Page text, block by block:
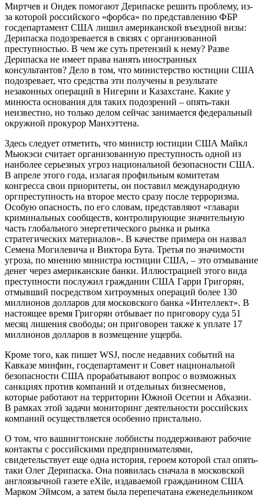
Миртчев и Ондек помогают Дерипаске решить проблему, из-
за которой российского «форбса» по представлению ФБР
госдепартамент США лишил американской въездной визы:
Дерипаска подозревается в связях с организованной
преступностью. В чем же суть претензий к нему? Разве
Дерипаска не имеет права нанять иностранных
консультантов? Дело в том, что министерство юстиции США
подозревает, что средства эти получены в результате
незаконных операций в Нигерии и Казахстане. Какие у
минюста основания для таких подозрений – опять-таки
неизвестно, но только делом сейчас занимается федеральный
окружной прокурор Манхэттена.
Здесь следует отметить, что министр юстиции США Майкл
Мьюкэси считает организованную преступность одной из
наиболее серьезных угроз национальной безопасности США.
В апреле этого года, излагая профильным комитетам
конгресса свои приоритеты, он поставил международную
оргпреступность на второе место сразу после терроризма.
Особую опасность, по его словам, представляют «главари
криминальных сообществ, контролирующие значительную
часть глобального энергетического рынка и рынка
стратегических материалов». В качестве примера он назвал
Семена Могилевича и Виктора Бута. Третья по значимости
угроза, по мнению министра юстиции США, – это отмывание
денег через американские банки. Иллюстрацией этого вида
преступности послужил гражданин США Гарри Григорян,
отмывший посредством хитроумных операций более 130
миллионов долларов для московского банка «Интеллект». В
настоящее время Григорян отбывает по приговору суда 51
месяц лишения свободы; он приговорен также к уплате 17
миллионов долларов в возмещение ущерба.
Кроме того, как пишет WSJ, после недавних событий на
Кавказе минфин, госдепартамент и Совет национальной
безопасности США прорабатывают вопрос о возможных
санкциях против компаний и отдельных бизнесменов,
которые работают на территории Южной Осетии и Абхазии.
В рамках этой задачи мониторинг деятельности российских
компаний осуществляется особенно пристально.
О том, что вашингтонские лоббисты поддерживают рабочие
контакты с российскими предпринимателями,
свидетельствует еще одна история, героем которой стал опять-
таки Олег Дерипаска. Она появилась сначала в московской
англоязычной газете eXile, издаваемой гражданином США
Марком Эймсом, а затем была перепечатана еженедельником